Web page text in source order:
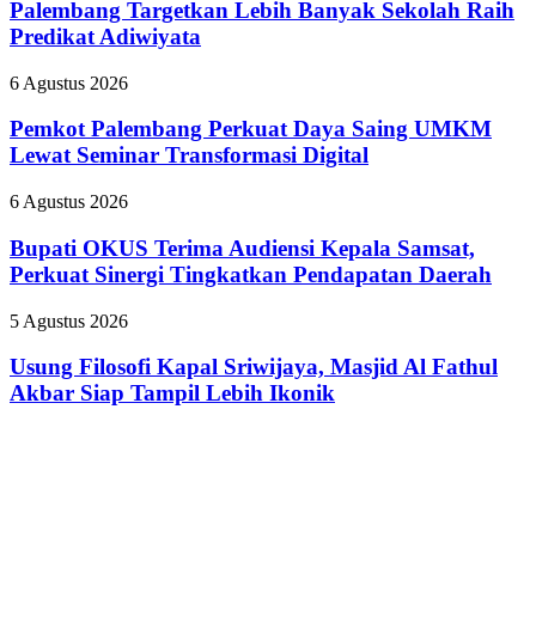
yang
Nyinyiri
BPJS
Lebih
Banyak
Sekolah
Predikat
Palembang Targetkan Lebih Banyak Sekolah Raih
Predikat Adiwiyata
Pemkot
Perkuat
Daya
Saing
Lewat
Transformasi
Digital
6 Agustus 2026
Pemkot Palembang Perkuat Daya Saing UMKM
Lewat Seminar Transformasi Digital
Bupati
Terima
Audiensi
Kepala
Perkuat
Tingkatkan
Pendapatan
6 Agustus 2026
Bupati OKUS Terima Audiensi Kepala Samsat,
Perkuat Sinergi Tingkatkan Pendapatan Daerah
Usung
Kapal
Sriwijaya,
Masjid
5 Agustus 2026
Usung Filosofi Kapal Sriwijaya, Masjid Al Fathul
Akbar Siap Tampil Lebih Ikonik